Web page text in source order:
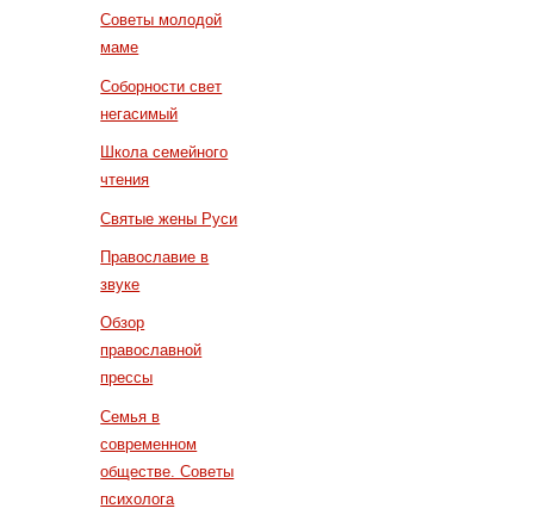
Советы молодой
маме
Соборности свет
негасимый
Школа семейного
чтения
Святые жены Руси
Православие в
звуке
Обзор
православной
прессы
Семья в
современном
обществе. Советы
психолога